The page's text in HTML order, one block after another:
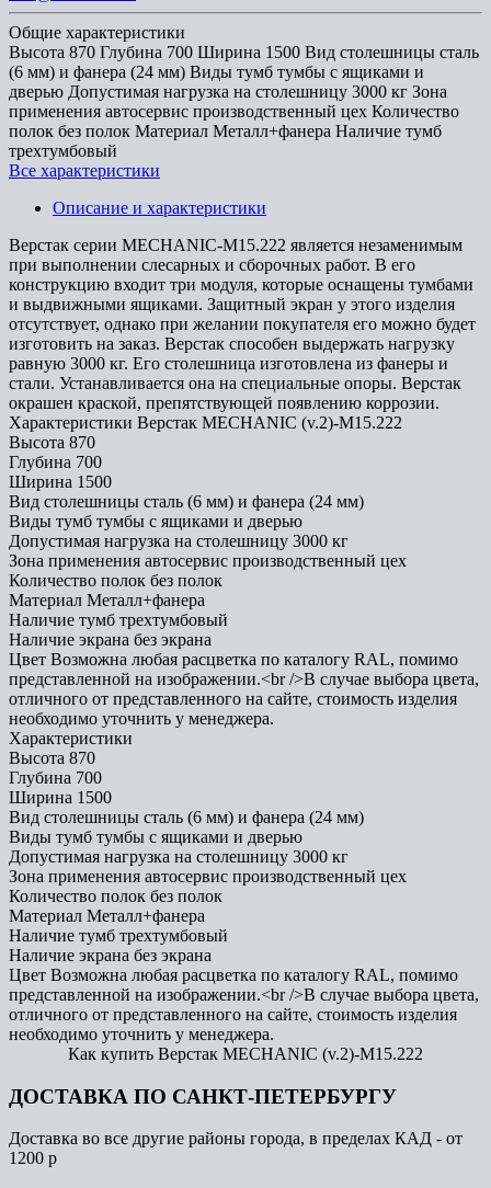
Общие характеристики
Высота 870 Глубина 700 Ширина 1500 Вид столешницы сталь
(6 мм) и фанера (24 мм) Виды тумб тумбы с ящиками и
дверью Допустимая нагрузка на столешницу 3000 кг Зона
применения автосервис производственный цех Количество
полок без полок Материал Металл+фанера Наличие тумб
трехтумбовый
Все характеристики
Описание и характеристики
Верстак серии MECHANIC-М15.222 является незаменимым
при выполнении слесарных и сборочных работ. В его
конструкцию входит три модуля, которые оснащены тумбами
и выдвижными ящиками. Защитный экран у этого изделия
отсутствует, однако при желании покупателя его можно будет
изготовить на заказ. Верстак способен выдержать нагрузку
равную 3000 кг. Его столешница изготовлена из фанеры и
стали. Устанавливается она на специальные опоры. Верстак
окрашен краской, препятствующей появлению коррозии.
Характеристики Верстак MECHANIC (v.2)-М15.222
Высота 870
Глубина 700
Ширина 1500
Вид столешницы сталь (6 мм) и фанера (24 мм)
Виды тумб тумбы с ящиками и дверью
Допустимая нагрузка на столешницу 3000 кг
Зона применения автосервис производственный цех
Количество полок без полок
Материал Металл+фанера
Наличие тумб трехтумбовый
Наличие экрана без экрана
Цвет Возможна любая расцветка по каталогу RAL, помимо
представленной на изображении.<br />В случае выбора цвета,
отличного от представленного на сайте, стоимость изделия
необходимо уточнить у менеджера.
Характеристики
Высота 870
Глубина 700
Ширина 1500
Вид столешницы сталь (6 мм) и фанера (24 мм)
Виды тумб тумбы с ящиками и дверью
Допустимая нагрузка на столешницу 3000 кг
Зона применения автосервис производственный цех
Количество полок без полок
Материал Металл+фанера
Наличие тумб трехтумбовый
Наличие экрана без экрана
Цвет Возможна любая расцветка по каталогу RAL, помимо
представленной на изображении.<br />В случае выбора цвета,
отличного от представленного на сайте, стоимость изделия
необходимо уточнить у менеджера.
Как купить Верстак MECHANIC (v.2)-М15.222
ДОСТАВКА ПО САНКТ-ПЕТЕРБУРГУ
Доставка во все другие районы города, в пределах КАД - от
1200 р